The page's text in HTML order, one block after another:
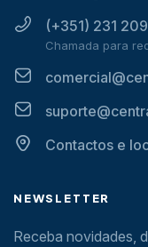
(+351) 231
Chamada para
Contactos e
NEWSLETTER
Receba novidades,